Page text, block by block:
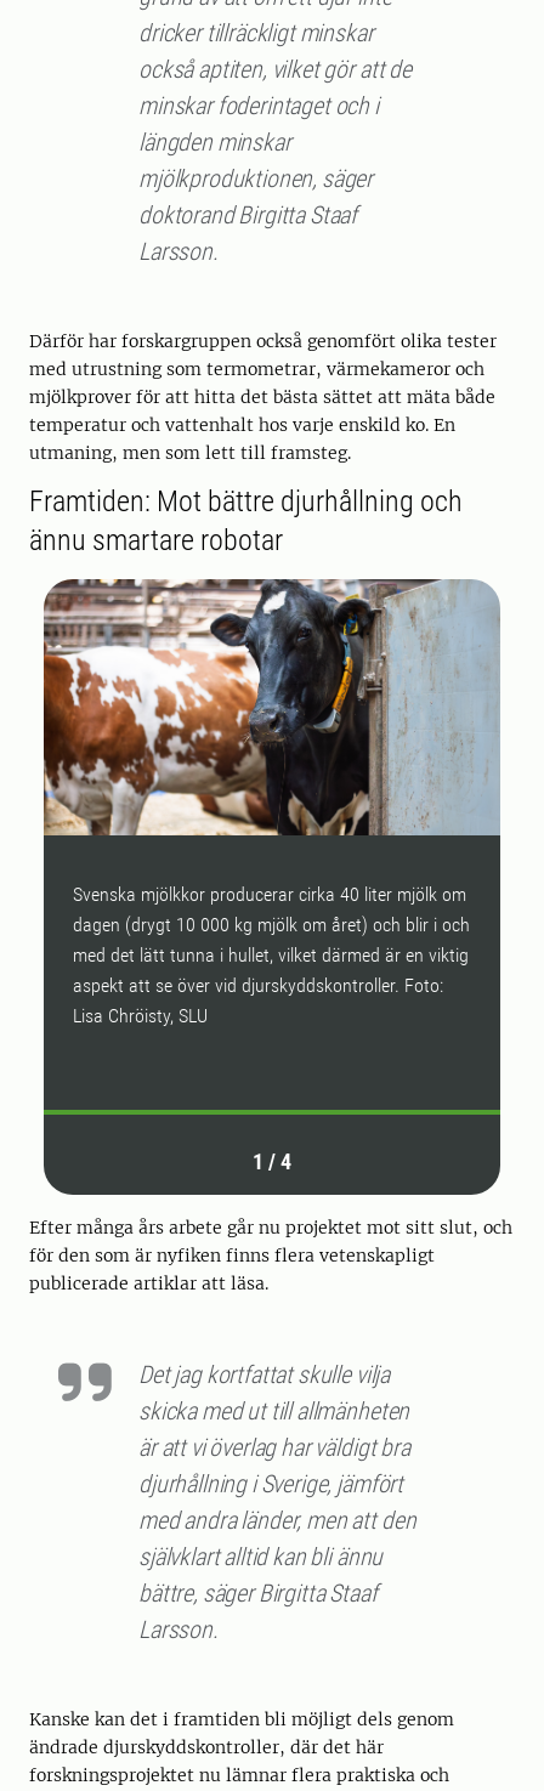
dricker tillräckligt minskar
också aptiten, vilket gör att de
minskar foderintaget och i
längden minskar
mjölkproduktionen, säger
doktorand Birgitta Staaf
Larsson.
Därför har forskargruppen också genomfört olika tester
med utrustning som termometrar, värmekameror och
mjölkprover för att hitta det bästa sättet att mäta både
temperatur och vattenhalt hos varje enskild ko. En
utmaning, men som lett till framsteg.
Framtiden: Mot bättre djurhållning och
ännu smartare robotar
Svenska mjölkkor producerar cirka 40 liter mjölk om
dagen (drygt 10 000 kg mjölk om året) och blir i och
med det lätt tunna i hullet, vilket därmed är en viktig
aspekt att se över vid djurskyddskontroller. Foto:
Lisa Chröisty, SLU
1 /4
Efter många års arbete går nu projektet mot sitt slut, och
för den som är nyfiken finns flera vetenskapligt
publicerade artiklar att läsa.
Det jag kortfattat skulle vilja
skicka med ut till allmänheten
är att vi överlag har väldigt bra
djurhållning i Sverige, jämfört
med andra länder, men att den
självklart alltid kan bli ännu
bättre, säger Birgitta Staaf
Larsson.
Kanske kan det i framtiden bli möjligt dels genom
ändrade djurskyddskontroller, där det här
forskningsprojektet nu lämnar flera praktiska och